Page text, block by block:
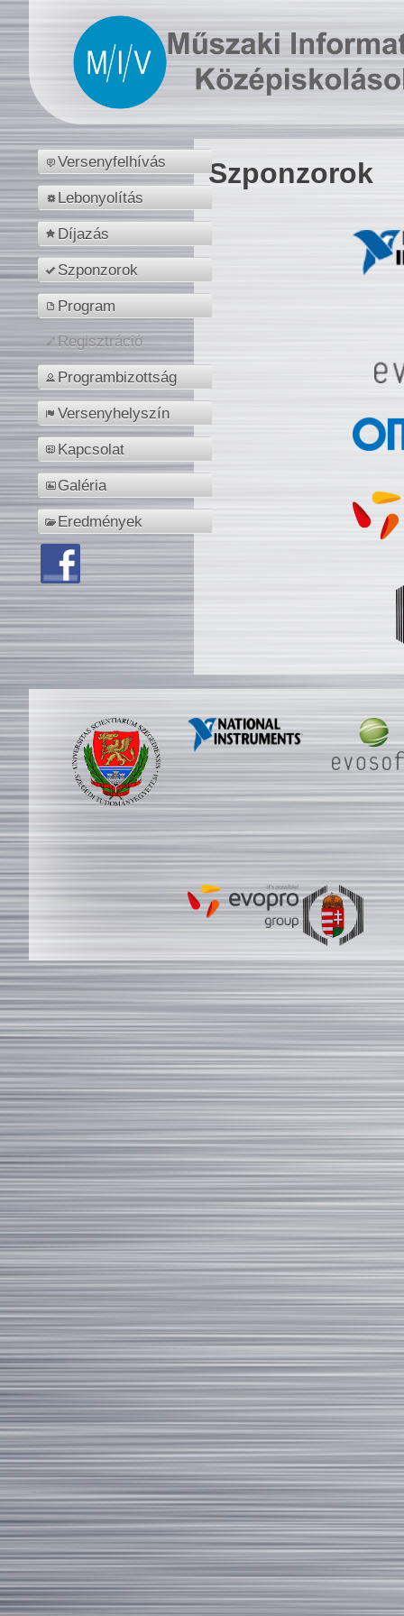
Versenyfelhívás
Lebonyolítás
Díjazás
Szponzorok
Program
Regisztráció
Programbizottság
Versenyhelyszín
Kapcsolat
Galéria
Eredmények
Szponzorok